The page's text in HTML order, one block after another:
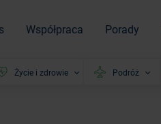
Współpraca Porady
Życie i zdrowie Podróż